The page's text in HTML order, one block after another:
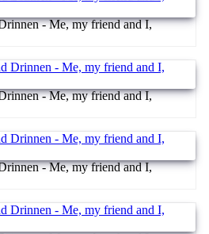
- Me, my friend and I,
- Me, my friend and I,
- Me, my friend and I,